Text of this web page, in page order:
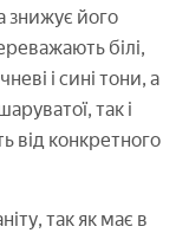
знижує його
білі,
і сині тони, а
так і
від конкретного
так як має в